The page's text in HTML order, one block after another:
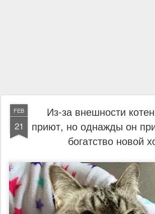
FEB
21
Из-за внешности
приют, но однажды он
богатство новой